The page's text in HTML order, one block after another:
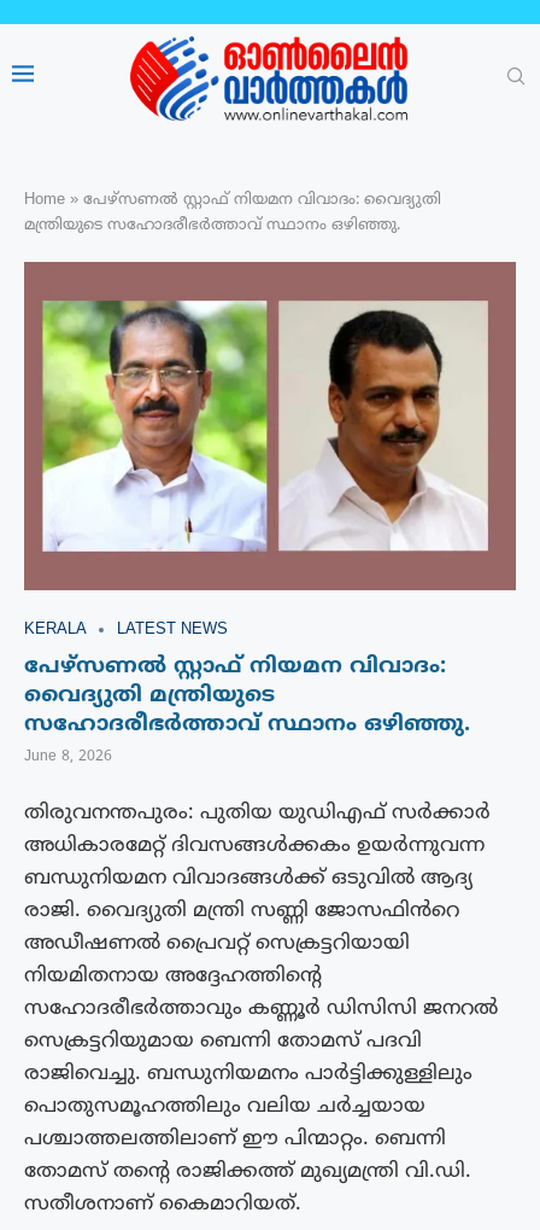
Home » പേഴ്‌സണല്‍ സ്റ്റാഫ് നിയമന വിവാദം: വൈദ്യുതി
മന്ത്രിയുടെ സഹോദരീഭര്‍ത്താവ് സ്ഥാനം ഒഴിഞ്ഞു.
KERALA LATEST NEWS
പേഴ്‌സണല്‍ സ്റ്റാഫ് നിയമന വിവാദം:
വൈദ്യുതി മന്ത്രിയുടെ
സഹോദരീഭര്‍ത്താവ് സ്ഥാനം ഒഴിഞ്ഞു.
June 8, 2026
തിരുവനന്തപുരം: പുതിയ യുഡിഎഫ് സർക്കാർ
അധികാരമേറ്റ് ദിവസങ്ങൾക്കകം ഉയർന്നുവന്ന
ബന്ധുനിയമന വിവാദങ്ങൾക്ക് ഒടുവിൽ ആദ്യ
രാജി. വൈദ്യുതി മന്ത്രി സണ്ണി ജോസഫിൻറെ
അഡീഷണൽ പ്രൈവറ്റ് സെക്രട്ടറിയായി
നിയമിതനായ അദ്ദേഹത്തിൻ്റെ
സഹോദരീഭർത്താവും കണ്ണൂർ ഡിസിസി ജനറൽ
സെക്രട്ടറിയുമായ ബെന്നി തോമസ് പദവി
രാജിവെച്ചു. ബന്ധുനിയമനം പാർട്ടിക്കുള്ളിലും
പൊതുസമൂഹത്തിലും വലിയ ചർച്ചയായ
പശ്ചാത്തലത്തിലാണ് ഈ പിന്മാറ്റം. ബെന്നി
തോമസ് തൻ്റെ രാജിക്കത്ത് മുഖ്യമന്ത്രി വി.ഡി.
സതീശനാണ് കൈമാറിയത്.